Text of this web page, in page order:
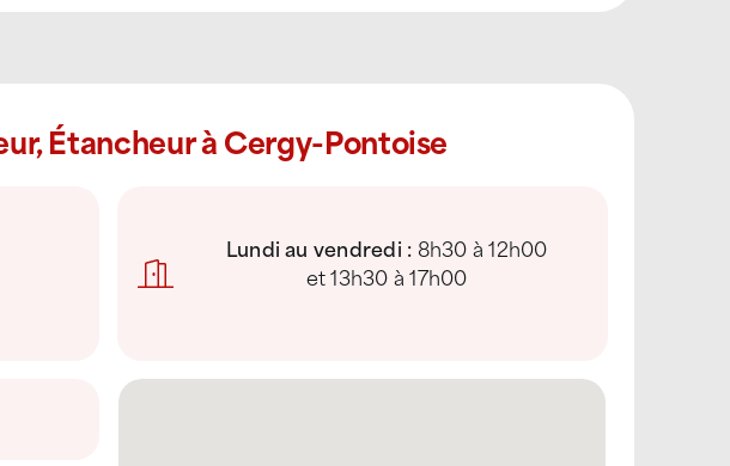
Étancheur à Cergy-Pontoise
Lundi au vendredi : 8h30 à 12h00
et 13h30 à 17h00